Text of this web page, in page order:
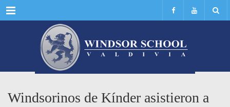
Menu
Windsorinos de Kínder asistieron a